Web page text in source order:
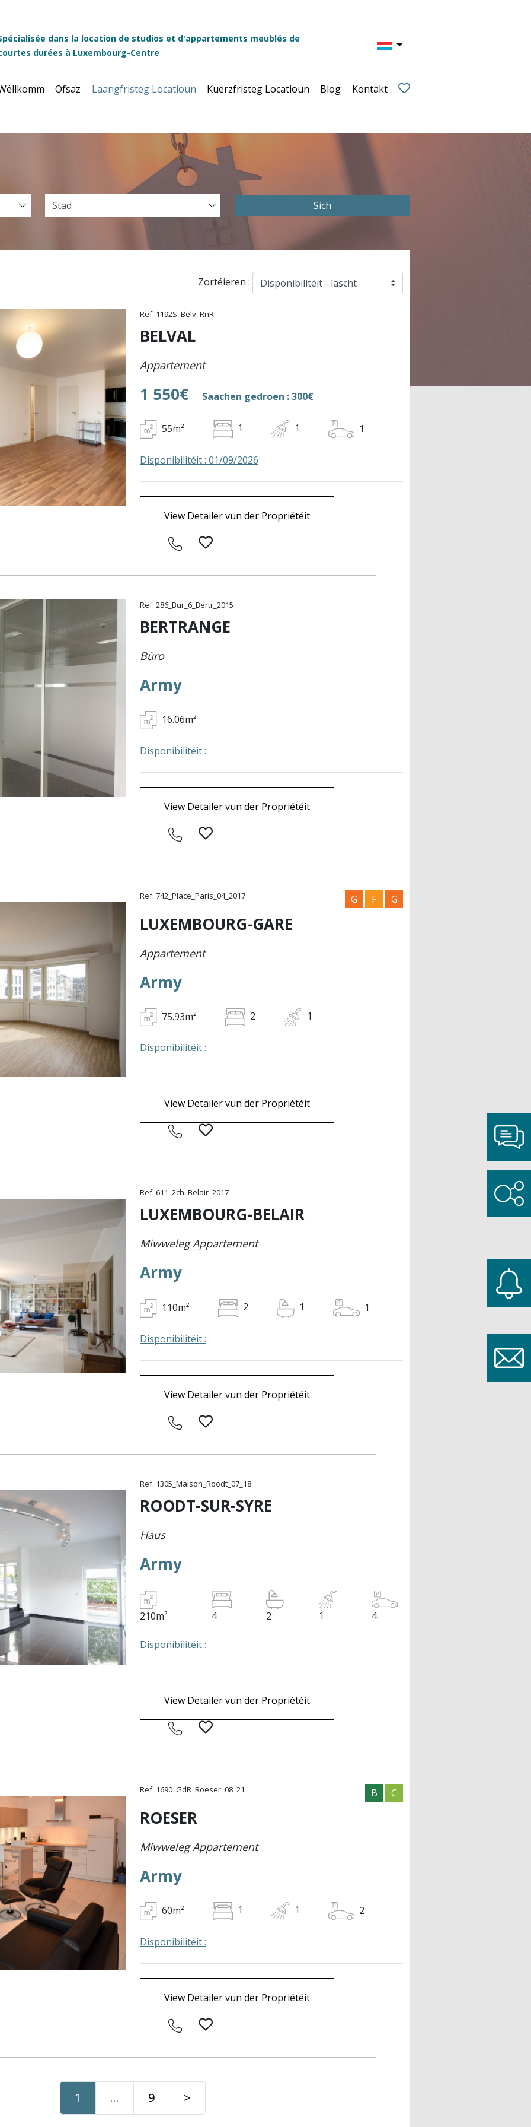
dans la location de studios et d'appartements meublés de
durées à Luxembourg-Centre
Ofsaz Laangfristeg Locatioun Kuerzfristeg Locatioun Blog Kontakt
Sich
Zortéieren :
Ref. 1192S_Belv_RnR
BELVAL
Appartement
1 550€ Saachen gedroen : 300€
55m² 1 1 1
Disponibilitéit : 01/09/2026
View Detailer vun der Propriétéit
Ref. 286_Bur_6_Bertr_2015
BERTRANGE
Büro
Army
16.06m²
Disponibilitéit :
View Detailer vun der Propriétéit
Ref. 742_Place_Paris_04_2017 G F G
LUXEMBOURG-GARE
Appartement
Army
75.93m² 2 1
Disponibilitéit :
View Detailer vun der Propriétéit
Ref. 611_2ch_Belair_2017
LUXEMBOURG-BELAIR
Miwweleg Appartement
Army
110m² 2 1 1
Disponibilitéit :
View Detailer vun der Propriétéit
Ref. 1305_Maison_Roodt_07_18
ROODT-SUR-SYRE
Haus
Army
210m² 4 2 1 4
Disponibilitéit :
View Detailer vun der Propriétéit
Ref. 1690_GdR_Roeser_08_21 B C
ROESER
Miwweleg Appartement
Army
60m² 1 1 2
Disponibilitéit :
View Detailer vun der Propriétéit
1 … 9 >